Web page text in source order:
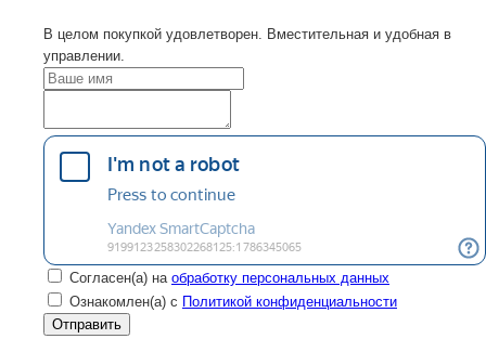
В целом покупкой удовлетворен. Вместительная и удобная в
управлении.
Согласен(а) на обработку персональных данных
Ознакомлен(а) с Политикой конфиденциальности